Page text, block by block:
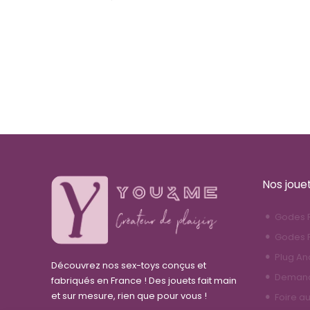
Découvrez nos sex-toys conçus et
fabriqués en France ! Des jouets fait main
et sur mesure, rien que pour vous !
Nos
Godes
Godes
Plug
Foire